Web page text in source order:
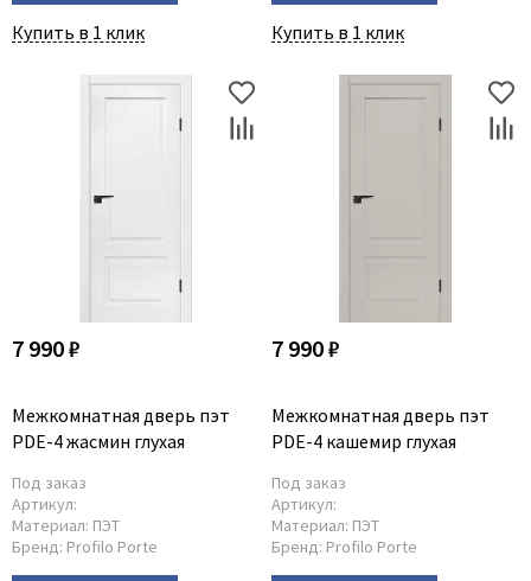
Купить в 1 клик Купить в 1 клик
7 990 ₽
Межкомнатная дверь пэт
PDE-4 жасмин глухая
Под заказ
Артикул:
Материал: ПЭТ
Бренд: Profilo Porte
7 990 ₽
Межкомнатная дверь пэт
PDE-4 кашемир глухая
Под заказ
Артикул:
Материал: ПЭТ
Бренд: Profilo Porte